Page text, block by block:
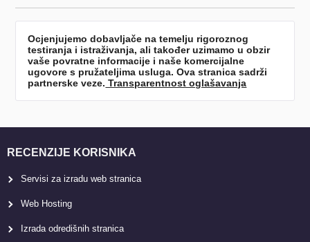
Ocjenjujemo dobavljače na temelju rigoroznog
testiranja i istraživanja, ali također uzimamo u obzir
vaše povratne informacije i naše komercijalne
ugovore s pružateljima usluga. Ova stranica sadrži
partnerske veze. Transparentnost oglašavanja
RECENZIJE KORISNIKA
Servisi za izradu web stranica
Web Hosting
Izrada odredišnih stranica